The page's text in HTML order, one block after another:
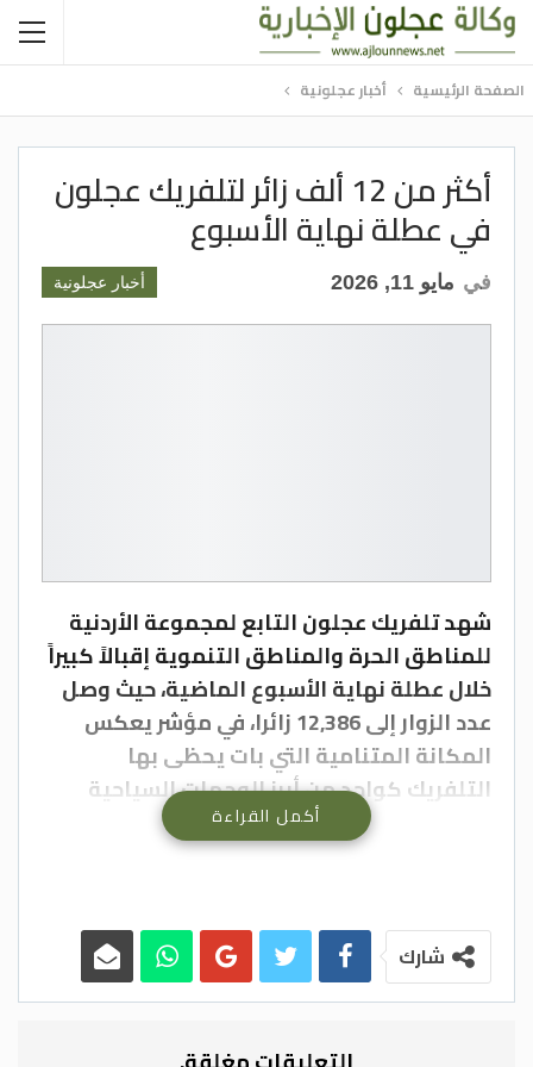
الصفحة الرئيسية أخبار عجلونية
أكثر من 12 ألف زائر لتلفريك عجلون
في عطلة نهاية الأسبوع
أخبار عجلونية في مايو 11, 2026
شهد تلفريك عجلون التابع لمجموعة الأردنية
للمناطق الحرة والمناطق التنموية إقبالاً كبيراً
خلال عطلة نهاية الأسبوع الماضية، حيث وصل
عدد الزوار إلى 12,386 زائرا، في مؤشر يعكس
المكانة المتنامية التي بات يحظى بها
التلفريك كواحد من أبرز الوجهات السياحية
والترفيهية في المملكة.
أشرفت بمهنية عالية على استقبال الزوار
وتنظيم حركة الدخول والصعود، بما يضمن
تقديم تجربة سياحية آمنة ومريحة لجميع الزوار،
أكمل القراءة
شارك